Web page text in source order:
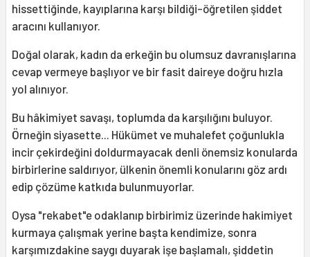
hissettiğinde, kayıplarına karşı bildiği-öğretilen şiddet
aracını kullanıyor.
Doğal olarak, kadın da erkeğin bu olumsuz davranışlarına
cevap vermeye başlıyor ve bir fasit daireye doğru hızla
yol alınıyor.
Bu hâkimiyet savaşı, toplumda da karşılığını buluyor.
Örneğin siyasette... Hükümet ve muhalefet çoğunlukla
incir çekirdeğini doldurmayacak denli önemsiz konularda
birbirlerine saldırıyor, ülkenin önemli konularını göz ardı
edip çözüme katkıda bulunmuyorlar.
Oysa "rekabet"e odaklanıp birbirimiz üzerinde hakimiyet
kurmaya çalışmak yerine başta kendimize, sonra
karşımızdakine saygı duyarak işe başlamalı, şiddetin